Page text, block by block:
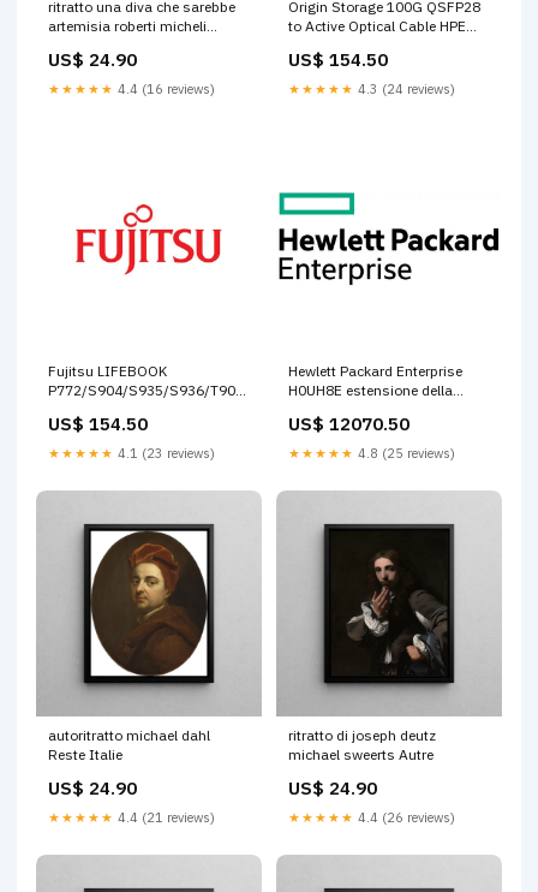
ritratto una diva che sarebbe
artemisia roberti micheli
US$ 24.90
★★★★★ 4.4 (16 reviews)
Origin Storage 100G QSFP28
to Active Optical Cable HPE
modulo del ricetrasmettitore di
rete Fibra ottica 100 Mbit/s
US$ 154.50
★★★★★ 4.3 (24 reviews)
Fujitsu LIFEBOOK
P772/S904/S935/S936/T902/T904/T935/T936/T937/U772/U904,
UPG FOR - LIFEBOOK U93X
MODEL UK MAINLAND) 21-6-
US$ 154.50
★★★★★ 4.1 (23 reviews)
Hewlett Packard Enterprise
H0UH8E estensione della
Care 24x7 Service - Contratto
di assistenza esteso - parti e
- 24x7 - tempo di risposta: 4 h
US$ 12070.50
★★★★★ 4.8 (25 reviews)
autoritratto michael dahl
Reste Italie
US$ 24.90
★★★★★ 4.4 (21 reviews)
ritratto di joseph deutz
michael sweerts Autre
US$ 24.90
★★★★★ 4.4 (26 reviews)